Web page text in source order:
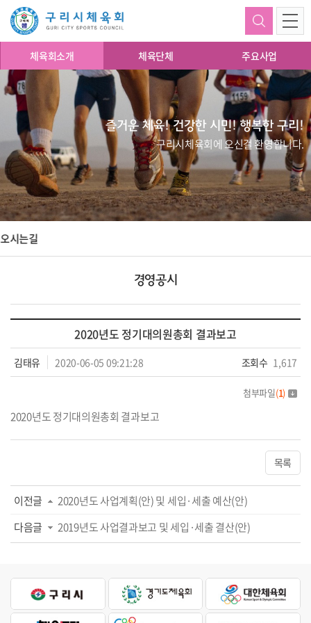
체육회소개 체육단체 주요사업
즐거운 체육! 건강한 시민! 행복한 구리!
구리시체육회에 오신걸 환영합니다.
오시는길
경영공시
2020년도 정기대의원총회 결과보고
김태유 2020-06-05 09:21:28 조회수 1,617
첨부파일(1)
2020년도 정기대의원총회 결과보고
목록
이전글
2020년도 사업계획(안) 및 세입·세출 예산(안)
다음글
2019년도 사업결과보고 및 세입·세출 결산(안)